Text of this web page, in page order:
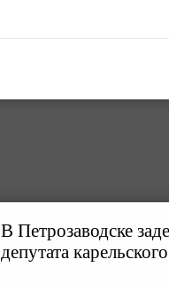
В Петрозаводске
депутата